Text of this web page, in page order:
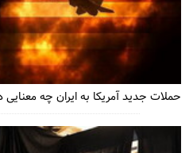
حملات جدید آمریکا به ایران چه معنایی